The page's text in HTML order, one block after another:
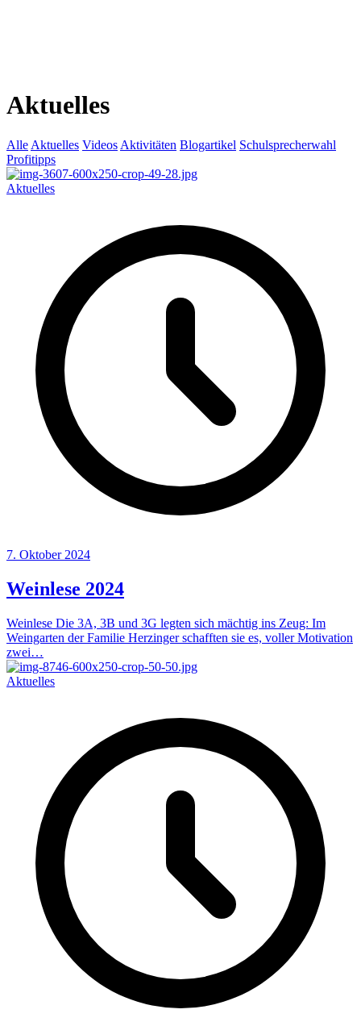
Aktuelles
Alle Aktuelles Videos Aktivitäten Blogartikel Schulsprecherwahl
Profitipps
Aktuelles
7. Oktober 2024
Weinlese 2024
Weinlese Die 3A, 3B und 3G legten sich mächtig ins Zeug: Im
Weingarten der Familie Herzinger schafften sie es, voller Motivation
zwei…
Aktuelles